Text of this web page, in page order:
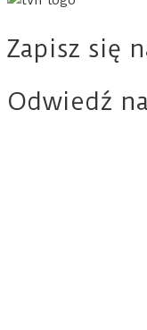
Zapisz się
Odwiedź